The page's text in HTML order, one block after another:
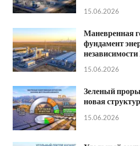
15.06.2026
Маневренная
фундамент
независимости
15.06.2026
Зеленый
новая
15.06.2026